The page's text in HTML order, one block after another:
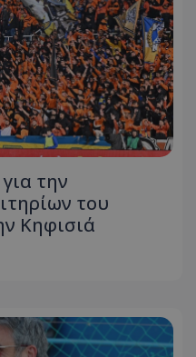
την
του
Κηφισιά